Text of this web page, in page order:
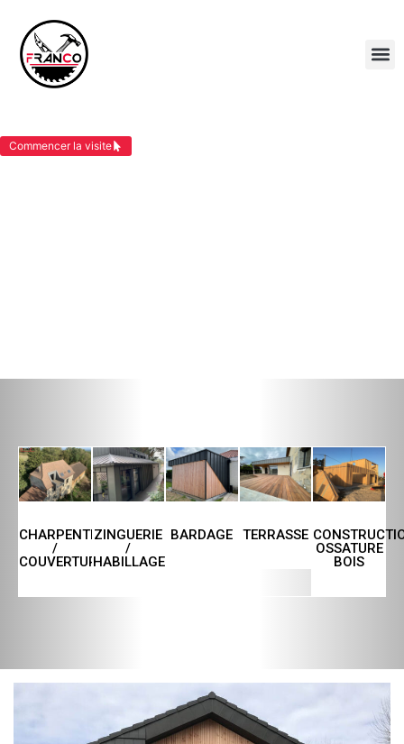
Commencer la visite
CHARPENTE
/
COUVERTURE
ZINGUERIE
/
HABILLAGE
BARDAGE TERRASSE
OSSATURE
BOIS